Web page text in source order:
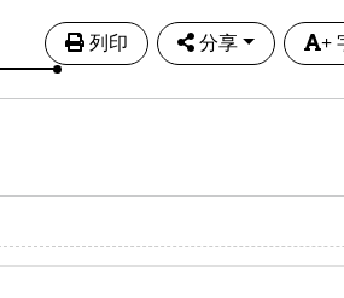
列印 分享 +